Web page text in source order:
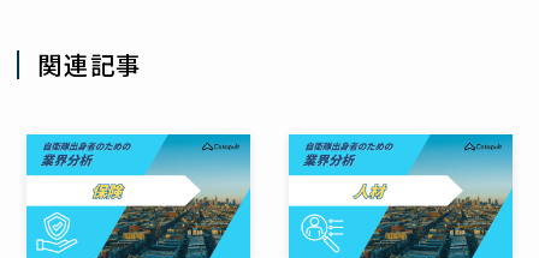
関連記事